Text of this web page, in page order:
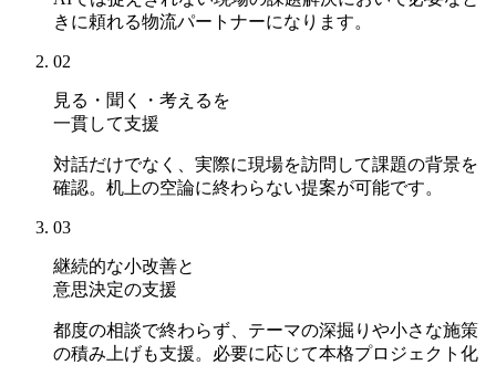
きに頼れる物流パートナーになります。
02
見る・聞く・考えるを
一貫して支援
対話だけでなく、実際に現場を訪問して課題の背景を
確認。机上の空論に終わらない提案が可能です。
03
継続的な小改善と
意思決定の支援
都度の相談で終わらず、テーマの深掘りや小さな施策
の積み上げも支援。必要に応じて本格プロジェクト化